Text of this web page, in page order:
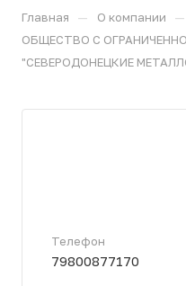
Главная — О компании —
ОБЩЕСТВО С
"СЕВЕРОДОНЕЦКИЕ
Телефон
79800877170